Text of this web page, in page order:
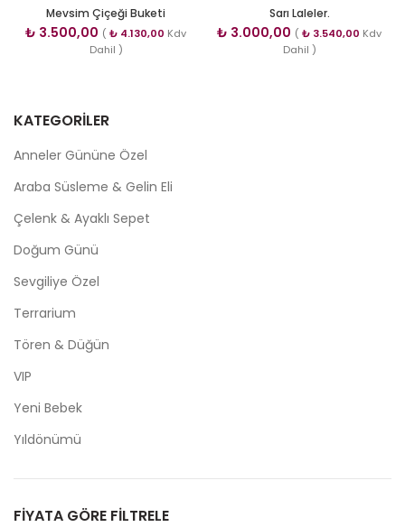
Mevsim Çiçeği Buketi
₺ 3.500,00 ( ₺ 4.130,00 Kdv
Dahil )
Sarı Laleler.
₺ 3.000,00 ( ₺ 3.540,00 Kdv
Dahil )
KATEGORILER
Anneler Gününe Özel
Araba Süsleme & Gelin Eli
Çelenk & Ayaklı Sepet
Doğum Günü
Sevgiliye Özel
Terrarium
Tören & Düğün
VIP
Yeni Bebek
Yıldönümü
FIYATA GÖRE FILTRELE